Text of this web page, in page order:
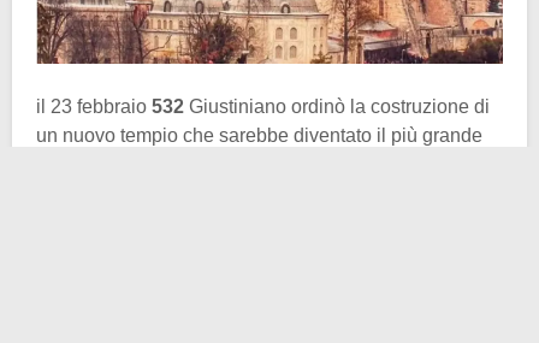
il 23 febbraio 532 Giustiniano ordinò la costruzione di
un nuovo tempio che sarebbe diventato il più grande